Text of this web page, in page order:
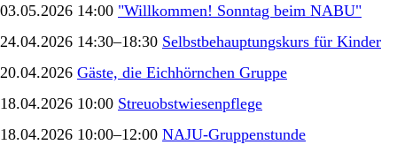
03.05.2026 14:00 "Willkommen! Sonntag beim NABU"
24.04.2026 14:30–18:30 Selbstbehauptungskurs für Kinder
20.04.2026 Gäste, die Eichhörnchen Gruppe
18.04.2026 10:00 Streuobstwiesenpflege
18.04.2026 10:00–12:00 NAJU-Gruppenstunde